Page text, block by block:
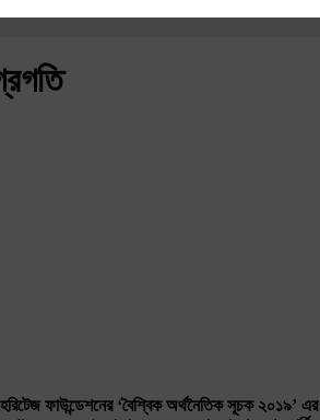
ফাউন্ডেশনের‘বৈশ্বিক অর্থনৈতিক সূচক ২০১৯’ এর